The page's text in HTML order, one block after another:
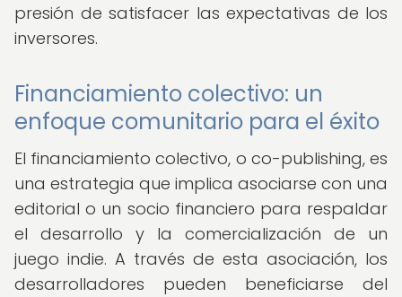
presión de satisfacer las expectativas de los
inversores.
Financiamiento colectivo: un
enfoque comunitario para el éxito
El financiamiento colectivo, o co-publishing, es
una estrategia que implica asociarse con una
editorial o un socio financiero para respaldar
el desarrollo y la comercialización de un
juego indie. A través de esta asociación, los
desarrolladores pueden beneficiarse del